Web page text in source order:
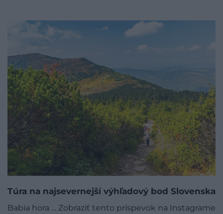
Túra na najsevernejší výhľadový bod Slovenska
Babia hora … Zobraziť tento príspevok na Instagrame